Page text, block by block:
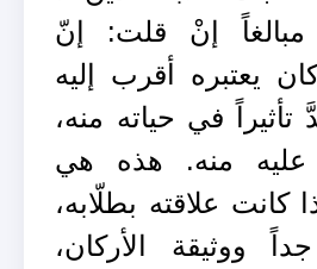
مبالغاً إنْ قلت: إنّ
يعتبره أقرب إليه
في حياته منه،
عليه منه. هذه هي
كانت علاقته بطلّابه،
ووثيقة الأركان،